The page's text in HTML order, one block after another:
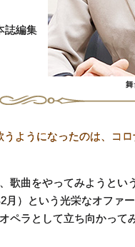
舞
誌編集
ようになったのは、コ
曲をやってみようとい
）という光栄なオファ
ペラとして立ち向かって